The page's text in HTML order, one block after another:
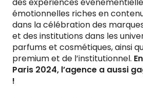
des expériences
émotionnelles riches en
dans la célébration des
et des institutions dans les
parfums et cosmétiques, ainsi
premium et de l’institutionnel.
Paris 2024, l’agence a aussi
!